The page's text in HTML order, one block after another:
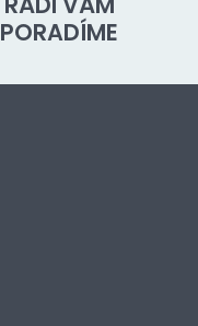
PORADÍME